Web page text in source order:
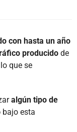
con hasta un año
producido de
que se
algún tipo de
bajo esta